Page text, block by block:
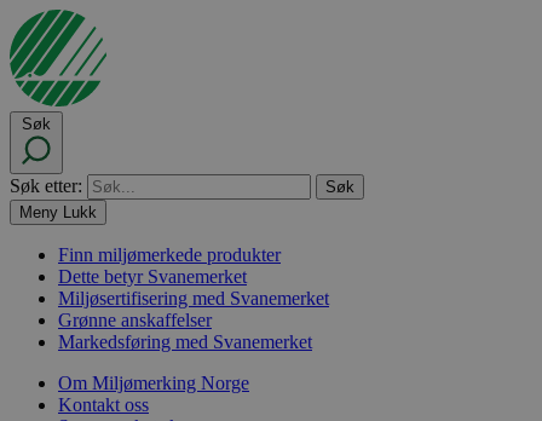
Søk
Søk etter:
Meny Lukk
Finn miljømerkede produkter
Dette betyr Svanemerket
Miljøsertifisering med Svanemerket
Grønne anskaffelser
Markedsføring med Svanemerket
Om Miljømerking Norge
Kontakt oss